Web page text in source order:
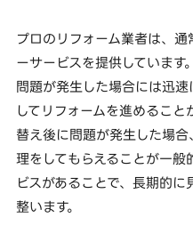
プロのリフォーム業者は、
ーサービスを提供しています
問題が発生した場合には迅
してリフォームを進めること
替え後に問題が発生した場
理をしてもらえることが一般
ビスがあることで、長期的
整います。